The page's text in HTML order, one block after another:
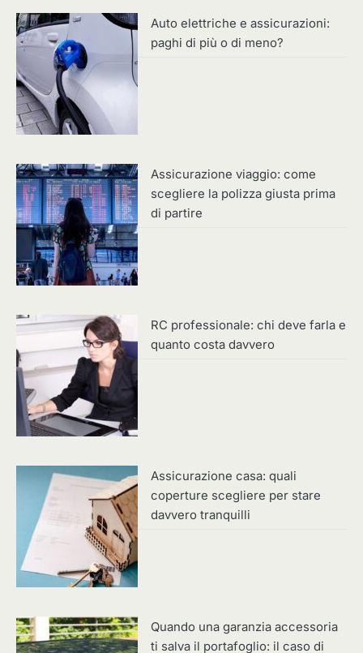
Auto elettriche e assicurazioni:
paghi di più o di meno?
Assicurazione viaggio: come
scegliere la polizza giusta prima
di partire
RC professionale: chi deve farla e
quanto costa davvero
Assicurazione casa: quali
coperture scegliere per stare
davvero tranquilli
Quando una garanzia accessoria
ti salva il portafoglio: il caso di